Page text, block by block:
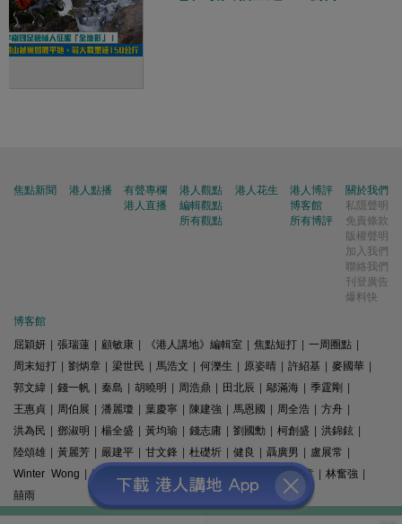
焦點新聞 港人點播
有聲專欄
港人直播
港人觀點
編輯觀點
所有觀點
港人花生
港人博評
博客館
所有博評
關於我們
私隱聲明
免責條款
版權聲明
加入我們
聯絡我們
刊登廣告
爆料快
博客館
屈穎妍
張瑞蓮 顧敏康 《港人講地》編輯室 焦點短打 一周圈點
周末短打
劉炳章 梁世民 馬浩文 何濼生 原姿晴 許紹基 麥國華
郭文緯
錢一帆 秦島 胡曉明 周浩鼎 田北辰 鄔滿海 季霆剛
王惠貞
周伯展 潘麗瓊 葉慶寧 陳建強 馬恩國 周全浩 方舟
洪為民
鄧淑明 楊全盛 黃均瑜 錢志庸 劉國勳 柯創盛 洪錦鉉
陸頌雄
黃麗芳 嚴建平 甘文鋒 杜礎圻 健良 聶廣男 盧展常
Winter Wong
K2 梁文新 羅崑 姚銘 精選文章 林奮強
囍雨